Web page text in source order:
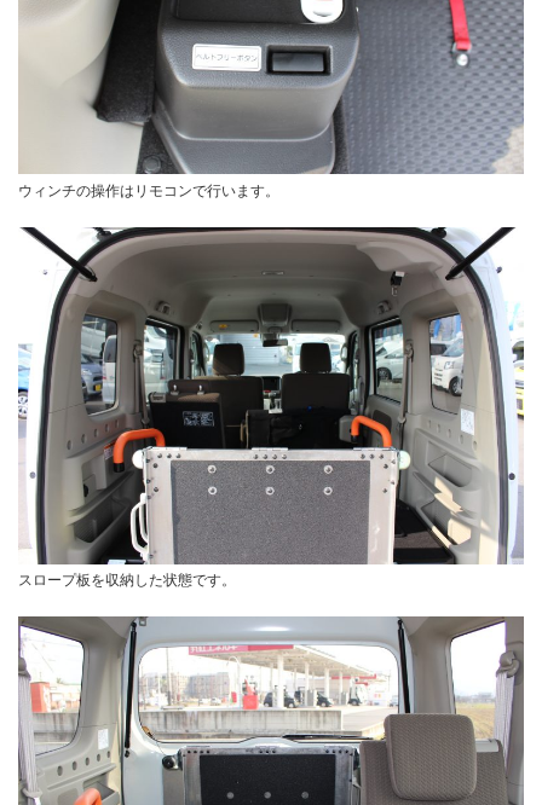
ウィンチの操作はリモコンで行います。
スロープ板を収納した状態です。